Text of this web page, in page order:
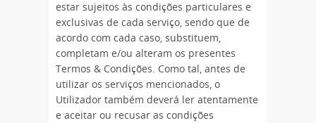
estar sujeitos às condições particulares e
exclusivas de cada serviço, sendo que de
acordo com cada caso, substituem,
completam e/ou alteram os presentes
Termos & Condições. Como tal, antes de
utilizar os serviços mencionados, o
Utilizador também deverá ler atentamente
e aceitar ou recusar as condições